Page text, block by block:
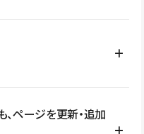
行されるわけではないた
設計、URL・リダイレク
複数部門での運用、権限管
との連携など、個別の要件が
。CMS利用数の上限、権限
す。詳しくは料金プランペ
ページを更新・追加